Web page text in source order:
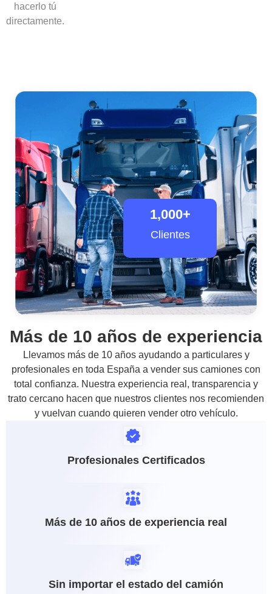
hacerlo tú
directamente.
Clientes
1,000+
Más de 10 años de experiencia
Llevamos más de 10 años ayudando a particulares y
profesionales en toda España a vender sus camiones con
total confianza. Nuestra experiencia real, transparencia y
trato cercano hacen que nuestros clientes nos recomienden
y vuelvan cuando quieren vender otro vehículo.
Profesionales Certificados
Más de 10 años de experiencia real
Sin importar el estado del camión